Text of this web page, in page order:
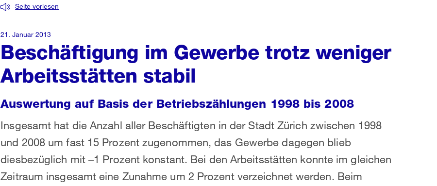
Beschäftigung im Gewerbe trotz weniger
Arbeitsstätten stabil
Seite vorlesen
Auswertung auf Basis der Betriebszählungen 1998 bis 2008
Insgesamt hat die Anzahl aller Beschäftigten in der Stadt Zürich zwischen 1998
und 2008 um fast 15 Prozent zugenommen, das Gewerbe dagegen blieb
diesbezüglich mit –1 Prozent konstant. Bei den Arbeitsstätten konnte im gleichen
Zeitraum insgesamt eine Zunahme um 2 Prozent verzeichnet werden. Beim
21. Januar 2013